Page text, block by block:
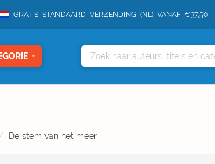
GRATIS STANDAARD VERZENDING (NL) VANAF €37,50
De stem van het meer